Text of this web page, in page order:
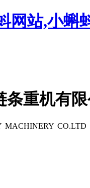
网站,小蝌
重机有限
CO.LTD